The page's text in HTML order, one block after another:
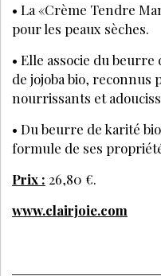
• La «Crème Tendre
pour les peaux sèches.
• Elle associe du beurre
de jojoba bio, reconnus
nourrissants et
• Du beurre de karité
formule de ses
Prix : 26,80 €.
www.clairjoie.com